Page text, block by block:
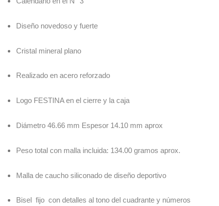
Diseño novedoso y fuerte
Cristal mineral plano
Realizado en acero reforzado
Logo FESTINA en el cierre y la caja
Diámetro 46.66 mm Espesor 14.10 mm aprox
Peso total con malla incluida: 134.00 gramos aprox.
Malla de caucho siliconado de diseño deportivo
Bisel fijo con detalles al tono del cuadrante y números